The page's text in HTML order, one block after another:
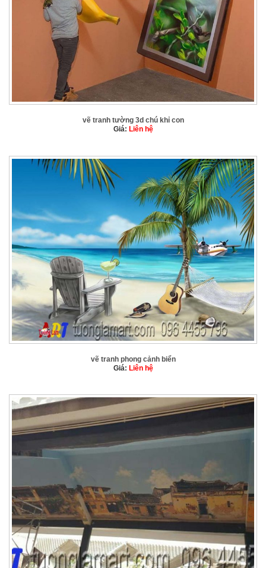
vẽ tranh tường 3d chú khỉ con
Giá: Liên hệ
vẽ tranh phong cảnh biển
Giá: Liên hệ